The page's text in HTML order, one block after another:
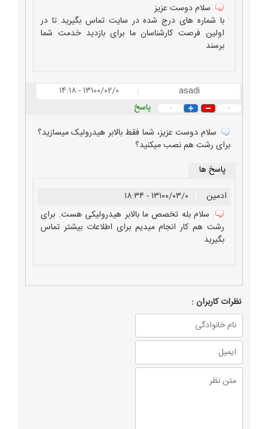
سلام دوست عزیز
با شماره های درج شده در سایت تماس بگیرید تا در
اولین فرصت کارشناسان ما برای بازدید خدمت شما
برسند
asadi
| ۱۳۱۰۰/۰۲/۰ - ۱۴:۱۸
۰ ۰
پاسخ
سلام دوست عزیز، شما فقط بالابر هیدرولیک میسازید؟
برای رشت هم نصب میکنید؟
پاسخ ها
ادمین
۱۳۱۰۰/۰۳/۰ - ۱۸:۳۴
سلام بله تخصص ما بالابر هیدرولیکی هست. برای
رشت هم کار انجام میدیم برای اطلاعات بیشتر تماس
بگیرید
نظرات كاربران :